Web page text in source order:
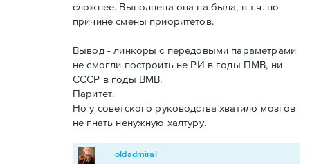
сложнее. Выполнена она на была, в т.ч. по
причине смены приоритетов.
Вывод - линкоры с передовыми параметрами
не смогли построить не РИ в годы ПМВ, ни
СССР в годы ВМВ.
Паритет.
Но у советского руководства хватило мозгов
не гнать ненужную халтуру.
oldadmiral